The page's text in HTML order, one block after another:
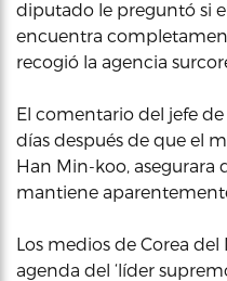
diputado le preguntó si
encuentra
recogió la agencia
El comentario del jefe de
días después de que el
Han Min-koo, asegurara
mantiene
Los medios de Corea
agenda del ‘líder